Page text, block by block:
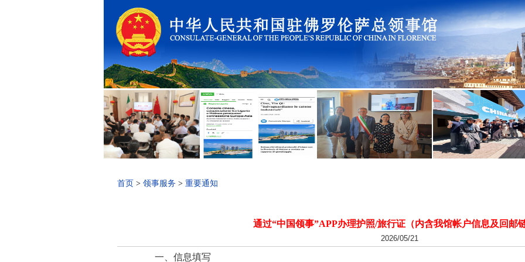
首页 > 领事服务 > 重要通知
通过“中国领事”APP办理护照/旅行证（内含我馆帐户信息及回邮
2026/05/21
一、信息填写